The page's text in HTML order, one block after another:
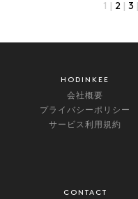
1 2 3
HODINKEE
会社概要
プライバシーポリシー
サービス利用規約
CONTACT